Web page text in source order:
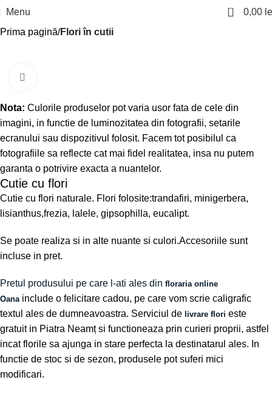
Menu 0 0,00
Prima pagină Flori în cutii
Nota: Culorile produselor pot varia usor fata de cele din
imagini, in functie de luminozitatea din fotografii, setarile
ecranului sau dispozitivul folosit. Facem tot posibilul ca
fotografiile sa reflecte cat mai fidel realitatea, insa nu putem
garanta o potrivire exacta a nuantelor.
Cutie cu flori
Cutie cu flori naturale. Flori folosite:trandafiri, minigerbera,
lisianthus,frezia, lalele, gipsophilla, eucalipt.
Se poate realiza si in alte nuante si culori.Accesoriile sunt
incluse in pret.
Pretul produsului pe care l-ati ales din floraria online
Oana include o felicitare cadou, pe care vom scrie caligrafic
textul ales de dumneavoastra. Serviciul de livrare flori este
gratuit in Piatra Neamț si functioneaza prin curieri proprii, astfel
incat florile sa ajunga in stare perfecta la destinatarul ales. In
functie de stoc si de sezon, produsele pot suferi mici
modificari.